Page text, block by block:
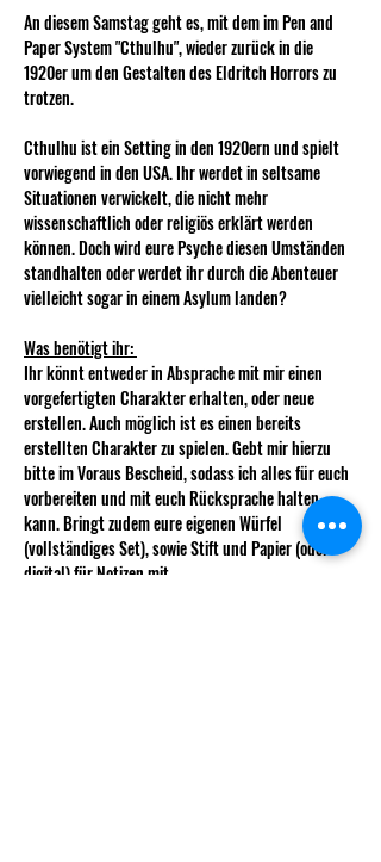
An diesem Samstag geht es, mit dem im Pen and
Paper System "Cthulhu", wieder zurück in die
1920er um den Gestalten des Eldritch Horrors zu
trotzen.
Cthulhu ist ein Setting in den 1920ern und spielt
vorwiegend in den USA. Ihr werdet in seltsame
Situationen verwickelt, die nicht mehr
wissenschaftlich oder religiös erklärt werden
können. Doch wird eure Psyche diesen Umständen
standhalten oder werdet ihr durch die Abenteuer
vielleicht sogar in einem Asylum landen?
Was benötigt ihr:
Ihr könnt entweder in Absprache mit mir einen
vorgefertigten Charakter erhalten, oder neue
erstellen. Auch möglich ist es einen bereits
erstellten Charakter zu spielen. Gebt mir hierzu
bitte im Voraus Bescheid, sodass ich alles für euch
vorbereiten und mit euch Rücksprache halten
kann. Bringt zudem eure eigenen Würfel
(vollständiges Set), sowie Stift und Papier (oder
digital) für Notizen mit.